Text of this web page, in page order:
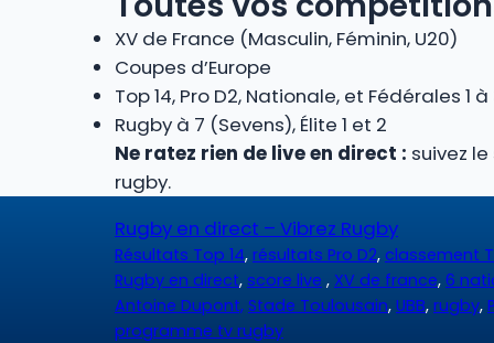
XV de France (Masculin, Féminin, U20)
Coupes d’Europe
Top 14, Pro D2, Nationale, et Fédérales 1 à
Rugby à 7 (Sevens), Élite 1 et 2
Ne ratez rien de live en direct : suivez
rugby.
Rugby en direct – Vibrez Rugby
Résultats Top 14, résultats Pro D2, classement
Rugby en direct, score live , XV de france, 6
Antoine Dupont, Stade Toulousain, UBB, rugby,
programme tv rugby